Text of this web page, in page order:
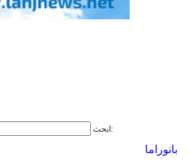
ابحث ابحث عن:
بانوراما